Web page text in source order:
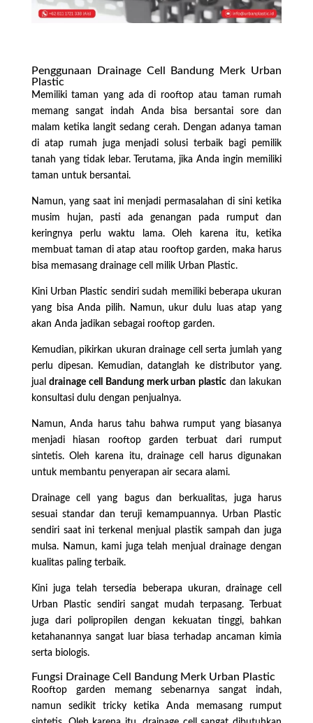
Penggunaan Drainage Cell Bandung Merk Urban
Plastic
Memiliki taman yang ada di rooftop atau taman rumah
memang sangat indah Anda bisa bersantai sore dan
malam ketika langit sedang cerah. Dengan adanya taman
di atap rumah juga menjadi solusi terbaik bagi pemilik
tanah yang tidak lebar. Terutama, jika Anda ingin memiliki
taman untuk bersantai.
Namun, yang saat ini menjadi permasalahan di sini ketika
musim hujan, pasti ada genangan pada rumput dan
keringnya perlu waktu lama. Oleh karena itu, ketika
membuat taman di atap atau rooftop garden, maka harus
bisa memasang drainage cell milik Urban Plastic.
Kini Urban Plastic sendiri sudah memiliki beberapa ukuran
yang bisa Anda pilih. Namun, ukur dulu luas atap yang
akan Anda jadikan sebagai rooftop garden.
Kemudian, pikirkan ukuran drainage cell serta jumlah yang
perlu dipesan. Kemudian, datanglah ke distributor yang.
jualdrainage cell Bandung merk urban plasticdan lakukan
konsultasi dulu dengan penjualnya.
Namun, Anda harus tahu bahwa rumput yang biasanya
menjadi hiasan rooftop garden terbuat dari rumput
sintetis. Oleh karena itu, drainage cell harus digunakan
untuk membantu penyerapan air secara alami.
Drainage cell yang bagus dan berkualitas, juga harus
sesuai standar dan teruji kemampuannya. Urban Plastic
sendiri saat ini terkenal menjual plastik sampah dan juga
mulsa. Namun, kami juga telah menjual drainage dengan
kualitas paling terbaik.
Kini juga telah tersedia beberapa ukuran, drainage cell
Urban Plastic sendiri sangat mudah terpasang. Terbuat
juga dari polipropilen dengan kekuatan tinggi, bahkan
ketahanannya sangat luar biasa terhadap ancaman kimia
serta biologis.
Fungsi Drainage Cell Bandung Merk Urban Plastic
Rooftop garden memang sebenarnya sangat indah,
namun sedikit tricky ketika Anda memasang rumput